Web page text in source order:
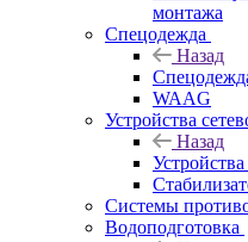
монтажа
Спецодежда
Назад
WAAG
Устройства
Назад
Системы
Водоподготовка